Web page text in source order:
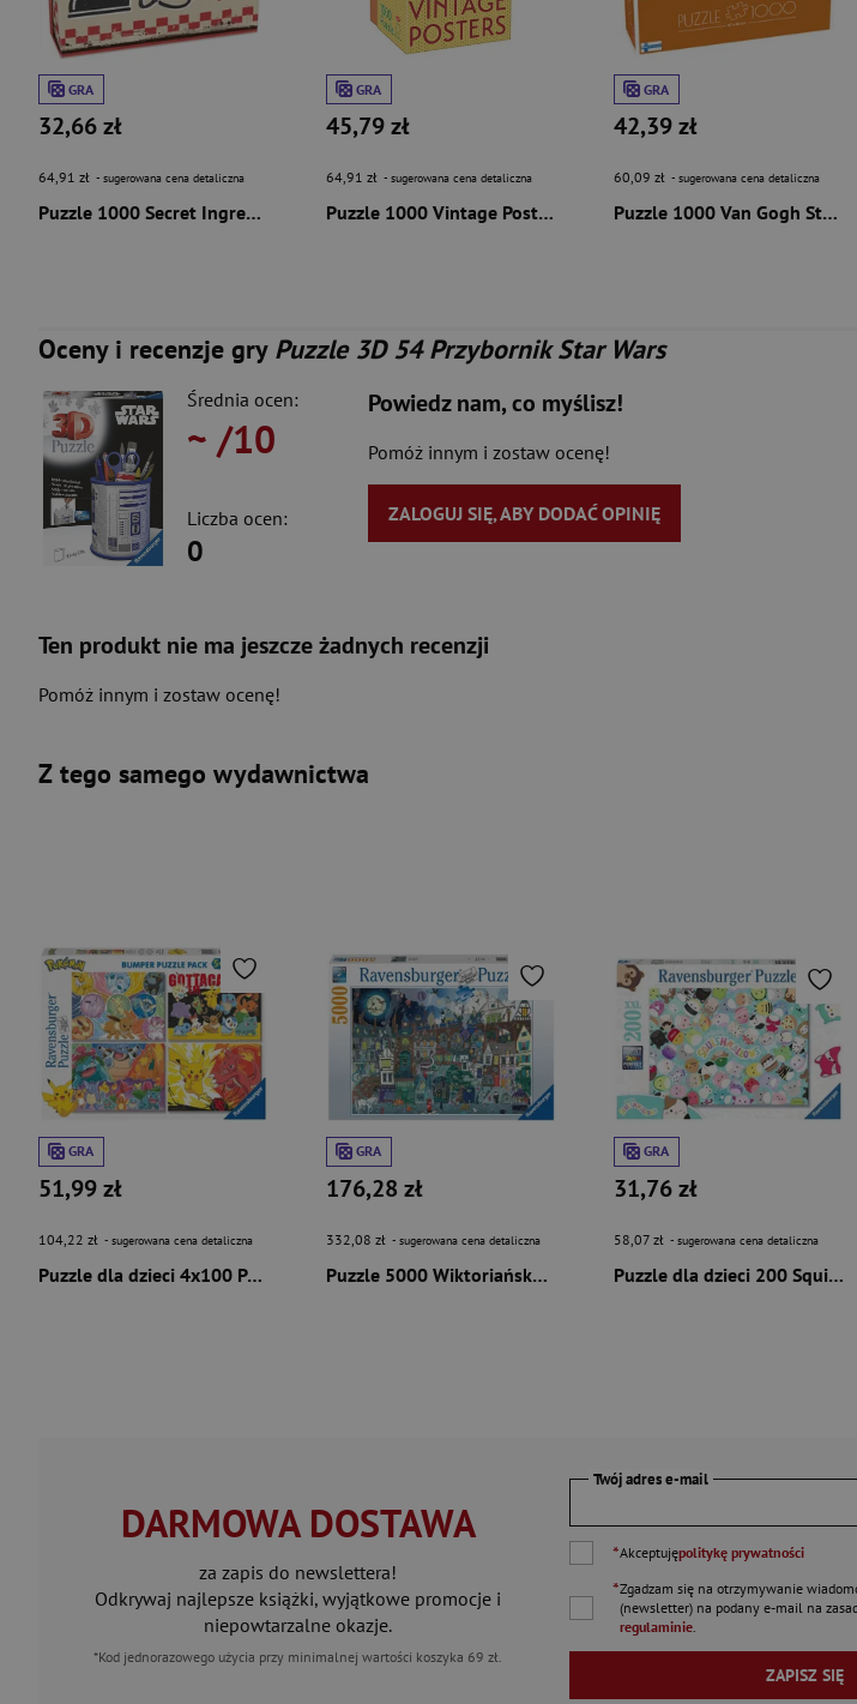
GRA
32,66 zł
64,91 zł - sugerowana cena detaliczna
Puzzle 1000 Secret Ingredient is Love 58655
GRA
45,79 zł
64,91 zł - sugerowana cena detaliczna
Puzzle 1000 Vintage Posters Retro Cinema 59212
GRA
42,39 zł
60,09 zł - sugerowana cena detaliczna
Puzzle 1000 Van Gogh Street in Auvers-sur-Oise 58692
Oceny i recenzje gry Puzzle 3D 54 Przybornik Star Wars
Średnia ocen:
~ /10
Liczba ocen:
0
Powiedz nam, co myślisz!
Pomóż innym i zostaw ocenę!
ZALOGUJ SIĘ, ABY DODAĆ OPINIĘ
Ten produkt nie ma jeszcze żadnych recenzji
Pomóż innym i zostaw ocenę!
Z tego samego wydawnictwa
GRA
51,99 zł
104,22 zł - sugerowana cena detaliczna
Puzzle dla dzieci 4x100 Pokemon
GRA
176,28 zł
332,08 zł - sugerowana cena detaliczna
Puzzle 5000 Wiktoriańska Ulica
GRA
31,76 zł
58,07 zł - sugerowana cena detaliczna
Puzzle dla dzieci 200 Squishmallows
DARMOWA DOSTAWA
za zapis do newslettera!
Odkrywaj najlepsze książki, wyjątkowe promocje i
niepowtarzalne okazje.
*Kod jednorazowego użycia przy minimalnej wartości koszyka 69 zł.
Twój adres e-mail
*Akceptujępolitykę prywatności
*Zgadzam się na otrzymywanie
(newsletter) na podanye-mail na
regulaminie.
ZAPISZ SIĘ